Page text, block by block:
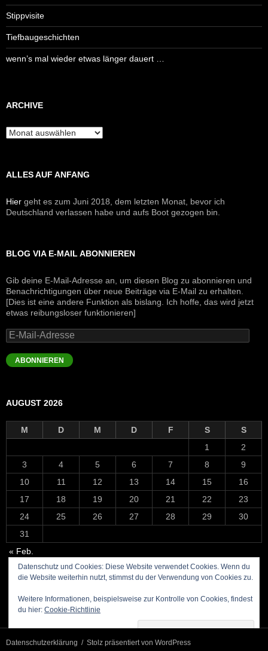
Stippvisite
Tiefbaugeschichten
wenn’s mal wieder etwas länger dauert …
ARCHIVE
Archive
ALLES AUF ANFANG
Hier geht es zum Juni 2018, dem letzten Monat, bevor ich
Deutschland verlassen habe und aufs Boot gezogen bin.
BLOG VIA E-MAIL ABONNIEREN
Gib deine E-Mail-Adresse an, um diesen Blog zu abonnieren und
Benachrichtigungen über neue Beiträge via E-Mail zu erhalten.
[Dies ist eine andere Funktion als bislang. Ich hoffe, das wird jetzt
etwas reibungsloser funktionieren]
E-
Mail-
Adresse
ABONNIEREN
AUGUST 2026
M D M D F S
S
1
2
3
4 5 6 7 8
9
10
11 12 13 14 15
16
17
18 19 20 21 22
23
24
25 26 27 28 29
30
31
« Feb.
Datenschutz und Cookies: Diese Website verwendet Cookies. Wenn du
die Website weiterhin nutzt, stimmst du der Verwendung von Cookies zu.
Weitere Informationen, beispielsweise zur Kontrolle von Cookies, findest
du hier: Cookie-Richtlinie
Datenschutzerklärung Stolz präsentiert von WordPress